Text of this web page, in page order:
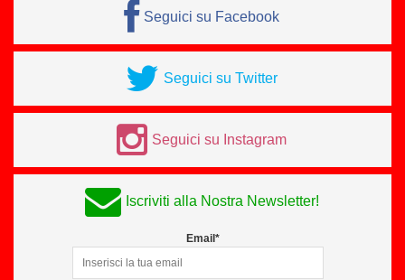
Seguici su Facebook
Seguici su Twitter
Seguici su Instagram
Iscriviti alla Nostra Newsletter!
Email*